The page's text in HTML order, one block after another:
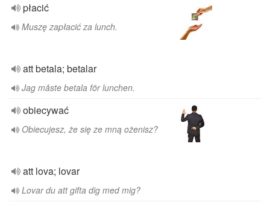
płacić
Muszę zapłacić za lunch.
att betala; betalar
Jag måste betala för lunchen.
obiecywać
Obiecujesz, że się ze mną ożenisz?
att lova; lovar
Lovar du att gifta dig med mig?